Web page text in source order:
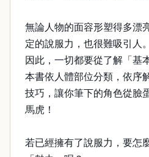
無論人物的面容形塑得多漂
定的說服力，也很難吸引人。
因此，一切都要從了解「基
本書依人體部位分類，依序
技巧，讓你筆下的角色從臉
馬虎！
若已經擁有了說服力，要怎